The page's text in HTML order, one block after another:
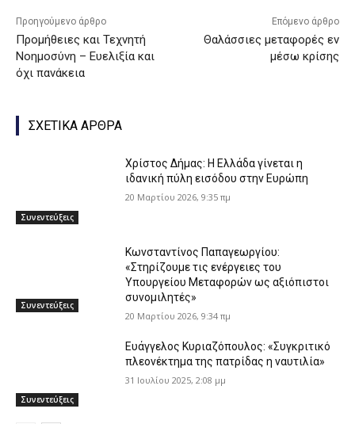
Προηγούμενο άρθρο
Προμήθειες και Τεχνητή
Νοημοσύνη – Ευελιξία και
όχι πανάκεια
Επόμενο άρθρο
Θαλάσσιες μεταφορές εν
μέσω κρίσης
ΣΧΕΤΙΚΑ ΑΡΘΡΑ
Συνεντεύξεις
Χρίστος Δήμας: Η Ελλάδα γίνεται η
ιδανική πύλη εισόδου στην Ευρώπη
20 Μαρτίου 2026, 9:35 πμ
Συνεντεύξεις
Κωνσταντίνος Παπαγεωργίου:
«Στηρίζουμε τις ενέργειες του
Υπουργείου Μεταφορών ως αξιόπιστοι
συνομιλητές»
20 Μαρτίου 2026, 9:34 πμ
Συνεντεύξεις
Ευάγγελος Κυριαζόπουλος: «Συγκριτικό
πλεονέκτημα της πατρίδας η ναυτιλία»
31 Ιουλίου 2025, 2:08 μμ